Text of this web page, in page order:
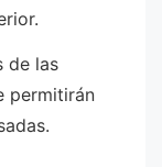
de las
permitirán